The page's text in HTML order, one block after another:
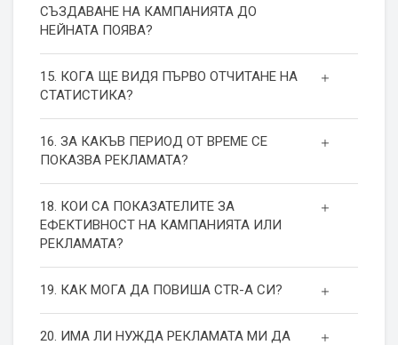
СЪЗДАВАНЕ НА КАМПАНИЯТА ДО
НЕЙНАТА ПОЯВА?
15. КОГА ЩЕ ВИДЯ ПЪРВО ОТЧИТАНЕ НА
СТАТИСТИКА?
16. ЗА КАКЪВ ПЕРИОД ОТ ВРЕМЕ СЕ
ПОКАЗВА РЕКЛАМАТА?
18. КОИ СА ПОКАЗАТЕЛИТЕ ЗА
ЕФЕКТИВНОСТ НА КАМПАНИЯТА ИЛИ
РЕКЛАМАТА?
19. КАК МОГА ДА ПОВИША СТR-А СИ?
20. ИМА ЛИ НУЖДА РЕКЛАМАТА МИ ДА